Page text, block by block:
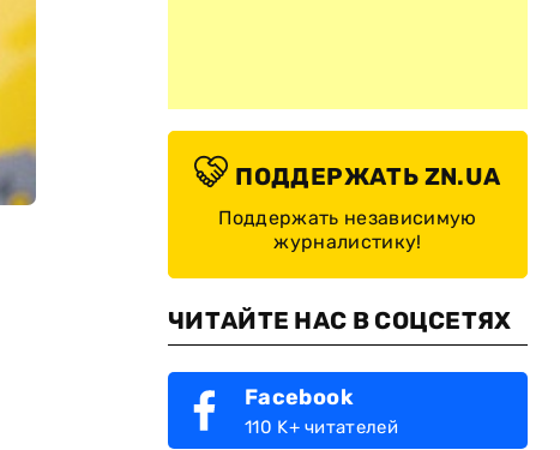
ПОДДЕРЖАТЬ ZN.UA
Поддержать независимую
журналистику!
ЧИТАЙТЕ НАС В СОЦСЕТЯХ
Facebook
110 K+ читателей